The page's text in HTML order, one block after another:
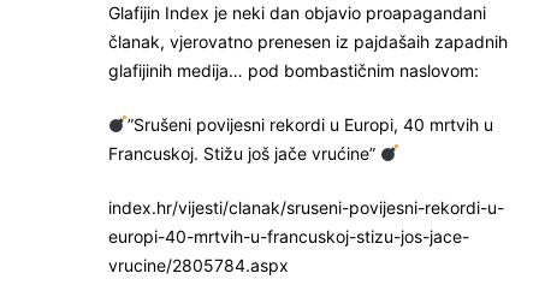
Glafijin Index je neki dan objavio proapagandani
članak, vjerovatno prenesen iz pajdašaih zapadnih
glafijinih medija… pod bombastičnim naslovom:
”Srušeni povijesni rekordi u Europi, 40 mrtvih u
Francuskoj. Stižu još jače vrućine”
index.hr/vijesti/clanak/sruseni-povijesni-rekordi-u-
europi-40-mrtvih-u-francuskoj-stizu-jos-jace-
vrucine/2805784.aspx